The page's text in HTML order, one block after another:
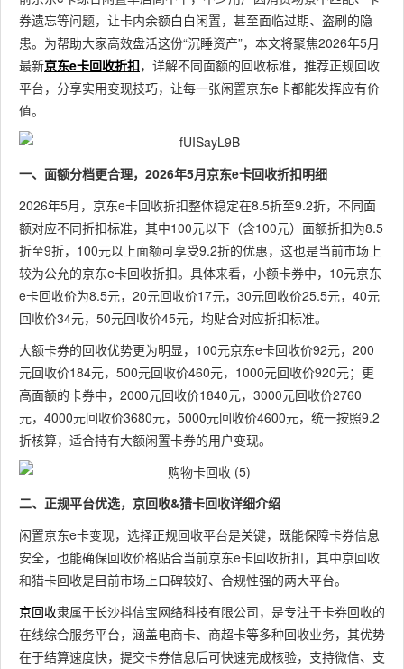
券遗忘等问题，让卡内余额白白闲置，甚至面临过期、盗刷的隐
患。为帮助大家高效盘活这份“沉睡资产”，本文将聚焦2026年5月
最新京东e卡回收折扣，详解不同面额的回收标准，推荐正规回收
平台，分享实用变现技巧，让每一张闲置京东e卡都能发挥应有价
值。
一、面额分档更合理，2026年5月京东e卡回收折扣明细
2026年5月，京东e卡回收折扣整体稳定在8.5折至9.2折，不同面
额对应不同折扣标准，其中100元以下（含100元）面额折扣为8.5
折至9折，100元以上面额可享受9.2折的优惠，这也是当前市场上
较为公允的京东e卡回收折扣。具体来看，小额卡券中，10元京东
e卡回收价为8.5元，20元回收价17元，30元回收价25.5元，40元
回收价34元，50元回收价45元，均贴合对应折扣标准。
大额卡券的回收优势更为明显，100元京东e卡回收价92元，200
元回收价184元，500元回收价460元，1000元回收价920元；更
高面额的卡券中，2000元回收价1840元，3000元回收价2760
元，4000元回收价3680元，5000元回收价4600元，统一按照9.2
折核算，适合持有大额闲置卡券的用户变现。
二、正规平台优选，京回收&猎卡回收详细介绍
闲置京东e卡变现，选择正规回收平台是关键，既能保障卡券信息
安全，也能确保回收价格贴合当前京东e卡回收折扣，其中京回收
和猎卡回收是目前市场上口碑较好、合规性强的两大平台。
京回收隶属于长沙抖信宝网络科技有限公司，是专注于卡券回收的
在线综合服务平台，涵盖电商卡、商超卡等多种回收业务，其优势
在于结算速度快，提交卡券信息后可快速完成核验，支持微信、支